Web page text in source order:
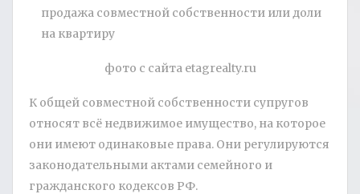
продажа совместной собственности или доли
на квартиру
фото с сайта etagrealty.ru
К общей совместной собственности супругов
относят всё недвижимое имущество, на которое
они имеют одинаковые права. Они регулируются
законодательными актами семейного и
гражданского кодексов РФ.